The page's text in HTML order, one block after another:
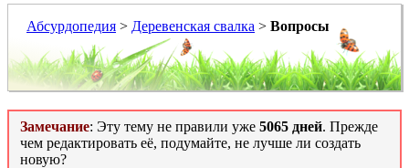
Абсурдопедия > Деревенская свалка > Вопросы
Замечание: Эту тему не правили уже 5065 дней. Прежде
чем редактировать её, подумайте, не лучше ли создать
новую?